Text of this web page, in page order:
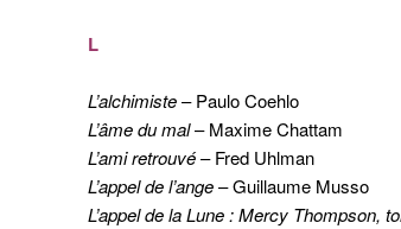
L
L’alchimiste– Paulo Coehlo
L’âme du mal– Maxime Chattam
L’ami retrouvé– Fred Uhlman
L’appel de l’ange– Guillaume Musso
L’appel de la Lune : Mercy Thompson,